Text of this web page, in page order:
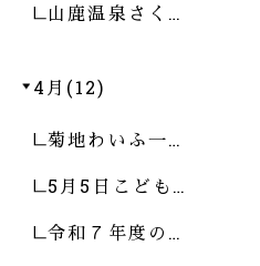
山鹿温泉さく…
4月(12)
菊地わいふ一…
5月5日こども…
令和７年度の…